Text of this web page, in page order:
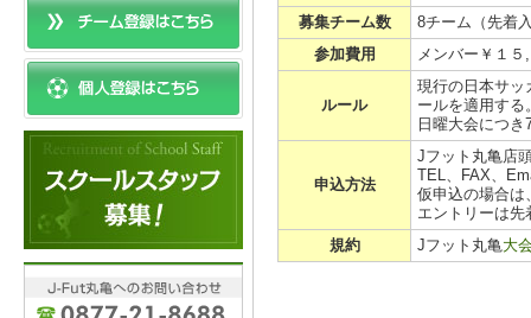
募集チーム数
8チーム（先着
参加費用
メンバー￥１
ルール
現行の日本サッ
ールを適用する
日曜大会につ
申込方法
Jフット丸亀店
TEL、FAX、
仮申込の場合は
エントリーは
規約
Jフット丸亀 大